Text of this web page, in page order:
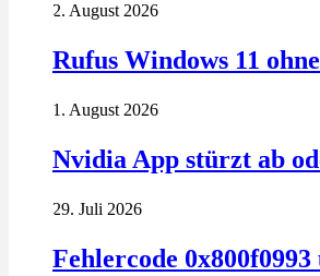
2. August 2026
Rufus Windows 11
1. August 2026
Nvidia App stürzt ab
29. Juli 2026
Fehlercode